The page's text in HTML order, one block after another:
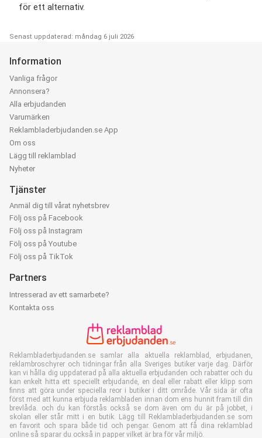
för ett alternativ.
Senast uppdaterad: måndag 6 juli 2026
Information
Vanliga frågor
Annonsera?
Alla erbjudanden
Varumärken
Reklambladerbjudanden.se App
Om oss
Lägg till reklamblad
Nyheter
Tjänster
Anmäl dig till vårat nyhetsbrev
Följ oss på Facebook
Följ oss på Instagram
Följ oss på Youtube
Följ oss på TikTok
Partners
Intresserad av ett samarbete?
Kontakta oss
Reklambladerbjudanden.se samlar alla aktuella reklamblad, erbjudanen,
reklambroschyrer och tidningar från alla Sveriges butiker varje dag. Därför
kan vi hålla dig uppdaterad på alla aktuella erbjudanden och rabatter och du
kan enkelt hitta ett speciellt erbjudande, en deal eller rabatt eller klipp som
finns att göra under speciella reor i butiker i ditt område. Vår sida är ofta
först med att kunna erbjuda reklambladen innan dom ens hunnit fram till din
brevlåda. och du kan förstås också se dom även om du är på jobbet, i
skolan eller står mitt i en butik. Lägg till Reklambladerbjudanden.se som
en favorit och spara både tid och pengar. Genom att få dina reklamblad
online så sparar du också in papper vilket är bra för vår miljö.